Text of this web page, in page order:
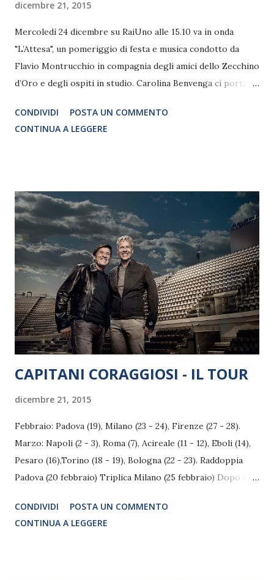
dicembre 21, 2015
Mercoledì 24 dicembre su RaiUno alle 15.10 va in onda
"L’Attesa", un pomeriggio di festa e musica condotto da
Flavio Montrucchio in compagnia degli amici dello Zecchino
d’Oro e degli ospiti in studio. Carolina Benvenga ci porta,
di Bologna, a conoscere il più antico presepio al mondo
composto da statue a tutto tondo, per farci vivere la magia
tempi, un’incursione in una scuola di Bologna in cui i
biglietti di auguri si spediscono online, e un collegamento
speciale per festeggiare con chi sta dall’altra parte del
mondo. Il tutto condito dalla simpatia di Gianni Ippoliti e da
momenti di esibizioni spettacolari con gli artisti del musical
"Newsies". E ovviamente non manca la musica con le canzoni
dello Zecchino d’Oro, "Cavoli a Meren...
CONDIVIDI
POSTA UN COMMENTO
CONTINUA A LEGGERE
CAPITANI CORAGGIOSI - IL TOUR
dicembre 21, 2015
Febbraio: Padova (19), Milano (23 - 24), Firenze (27 - 28).
Marzo: Napoli (2 - 3), Roma (7), Acireale (11 - 12), Eboli (14),
Pesaro (16),Torino (18 - 19), Bologna (22 - 23). Raddoppia
Padova (20 febbraio) Triplica Milano (25 febbraio) Dopo il
nell'Arena Centrale del Foro Italico di Roma e delle due
trionfali serate in diretta tv del 6 e 7 ottobre, su RaiUno, a
CONDIVIDI
POSTA UN COMMENTO
CONTINUA A LEGGERE